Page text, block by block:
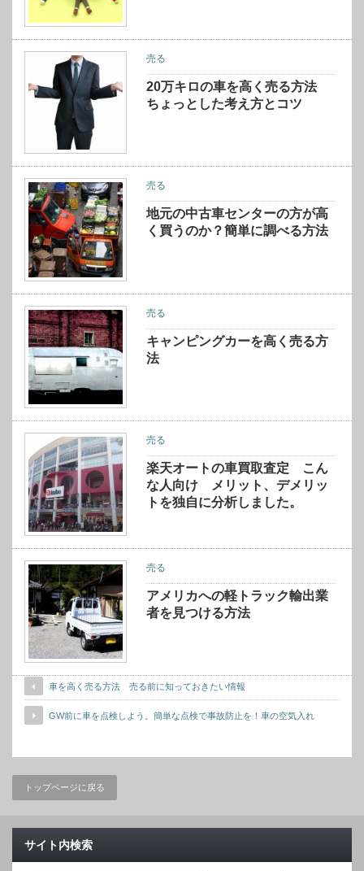
売る
20万キロの車を高く売る方法
ちょっとした考え方とコツ
売る
地元の中古車センターの方が高
く買うのか？簡単に調べる方法
売る
キャンピングカーを高く売る方
法
売る
楽天オートの車買取査定 こん
な人向け メリット、デメリッ
トを独自に分析しました。
売る
アメリカへの軽トラック輸出業
者を見つける方法
車を高く売る方法 売る前に知っておきたい情報
GW前に車を点検しよう。簡単な点検で事故防止を！車の空気入れ
トップページに戻る
サイト内検索